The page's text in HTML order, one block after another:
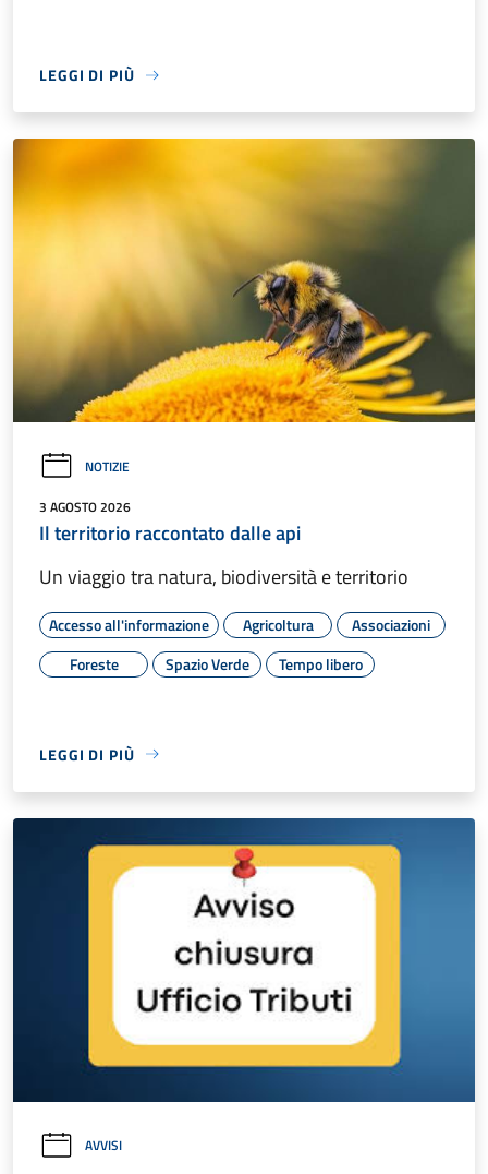
LEGGI DI PIÙ
NOTIZIE
3 AGOSTO 2026
Il territorio raccontato dalle api
Un viaggio tra natura, biodiversità e territorio
Accesso all'informazione Agricoltura
Associazioni
Foreste
Spazio Verde Tempo libero
LEGGI DI PIÙ
AVVISI